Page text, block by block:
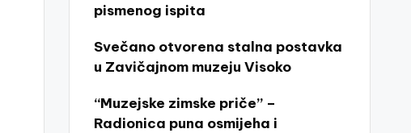
pismenog ispita
Svečano otvorena stalna postavka
u Zavičajnom muzeju Visoko
“Muzejske zimske priče” –
Radionica puna osmijeha i